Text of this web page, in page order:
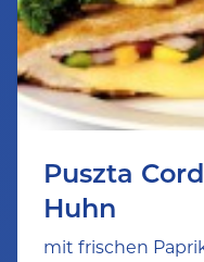
Puszta
Huhn
mit frischen